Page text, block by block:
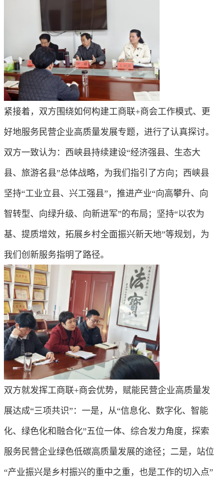
紧接着，双方围绕如何构建工商联+商会工作模式、更
好地服务民营企业高质量发展专题，进行了认真探讨。
双方一致认为：西峡县持续建设“经济强县、生态大
县、旅游名县”总体战略，为我们指引了方向；西峡县
坚持“工业立县、兴工强县”，推进产业“向高攀升、向
智转型、向绿升级、向新进军”的布局；坚持“以农为
基、提质增效，拓展乡村全面振兴新天地”等规划，为
我们创新服务指明了路径。
双方就发挥工商联+商会优势，赋能民营企业高质量发
展达成“三项共识”：一是，从“信息化、数字化、智能
化、绿色化和融合化”五位一体、综合发力角度，探索
服务民营企业绿色低碳高质量发展的途径；二是，站位
“产业振兴是乡村振兴的重中之重，也是工作的切入点”